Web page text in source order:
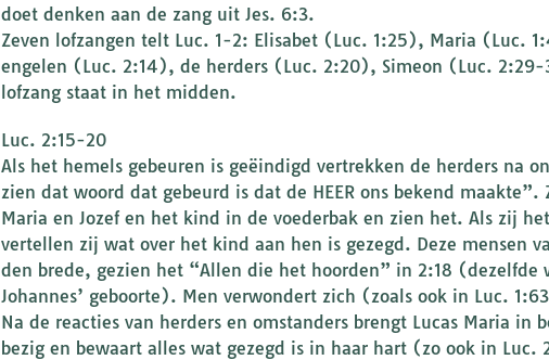
doet denken aan de zang uit Jes. 6:3.
Zeven lofzangen telt Luc. 1-2: Elisabet (Luc. 1:25), Maria (Luc.
engelen (Luc. 2:14), de herders (Luc. 2:20), Simeon (Luc.
lofzang staat in het midden.
Luc. 2:15-20
Als het hemels gebeuren is geëindigd vertrekken de herders na
zien dat woord dat gebeurd is dat de HEER ons bekend
Maria en Jozef en het kind in de voederbak en zien het. Als zij
vertellen zij wat over het kind aan hen is gezegd. Deze mensen
den brede, gezien het “Allen die het hoorden” in 2:18 (dezelfde
Johannes’ geboorte). Men verwondert zich (zoals ook in Luc.
Na de reacties van herders en omstanders brengt Lucas Maria
bezig en bewaart alles wat gezegd is in haar hart (zo ook in Luc.